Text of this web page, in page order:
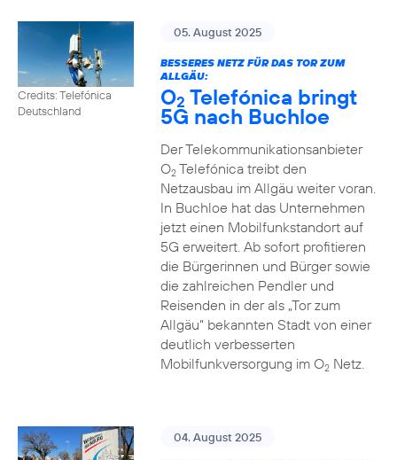
Credits: Telefónica
Deutschland
05. August 2025
BESSERES NETZ FÜR DAS TOR ZUM
ALLGÄU:
O2 Telefónica bringt
5G nach Buchloe
Der Telekommunikationsanbieter
O2Telefónica treibt den
Netzausbau im Allgäu weiter voran.
In Buchloe hat das Unternehmen
jetzt einen Mobilfunkstandort auf
5G erweitert. Ab sofort profitieren
die Bürgerinnen und Bürger sowie
die zahlreichen Pendler und
Reisenden in der als „Tor zum
Allgäu“ bekannten Stadt von einer
deutlich verbesserten
Mobilfunkversorgung im O2Netz.
04. August 2025